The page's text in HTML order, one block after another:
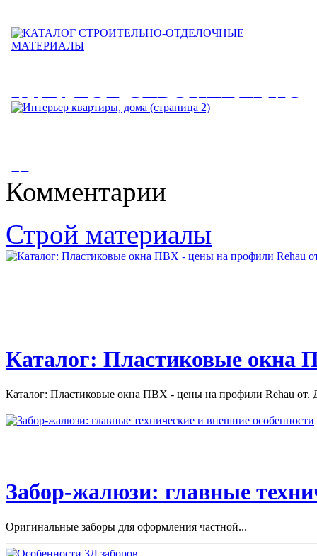
КАК ПОСТРОИТЬ БАНЮ И
САУНУ: РЕКОМЕНДАЦИИ
ОТДЕЛКИ БАНИ И САУНЫ;
КАК ПОСТРОИТЬ БАНЮ И САУНУ: РЕКОМЕНДАЦИИ
ПО СТРОИТЕЛЬСТВУ И ОТДЕЛКИ БАНИ И САУНЫ;...
КАТАЛОГ СТРОИТЕЛЬНО-
КАТАЛОГ СТРОИТЕЛЬНО-ОТДЕЛОЧНЫЕ МАТЕРИАЛЫ.
1 КАТАЛОГ СТРОИТЕЛЬНО-ОТДЕЛОЧНЫЕ...
Интерьер квартиры, дома
(страница 2)
Интерьер квартиры, дома (страница 2. Интерьер. Цветовые
гаммы, которые работают. ...
Комментарии
Строй материалы
Каталог: Пластиковые окна
Каталог: Пластиковые окна ПВХ - цены на профили Rehau от.
Забор-жалюзи: главные
Оригинальные заборы для оформления частной...